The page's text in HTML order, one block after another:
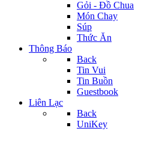
Gỏi - Đồ Chua
Món Chay
Súp
Thức Ăn
Thông Báo
Back
Tin Vui
Tin Buồn
Guestbook
Liên Lạc
Back
UniKey